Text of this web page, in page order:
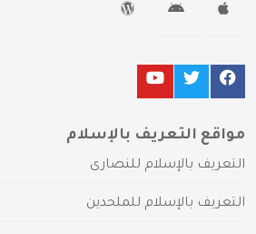
مواقع التعريف بالإسلام
التعريف بالإسلام للنصارى
التعريف بالإسلام للملحدين